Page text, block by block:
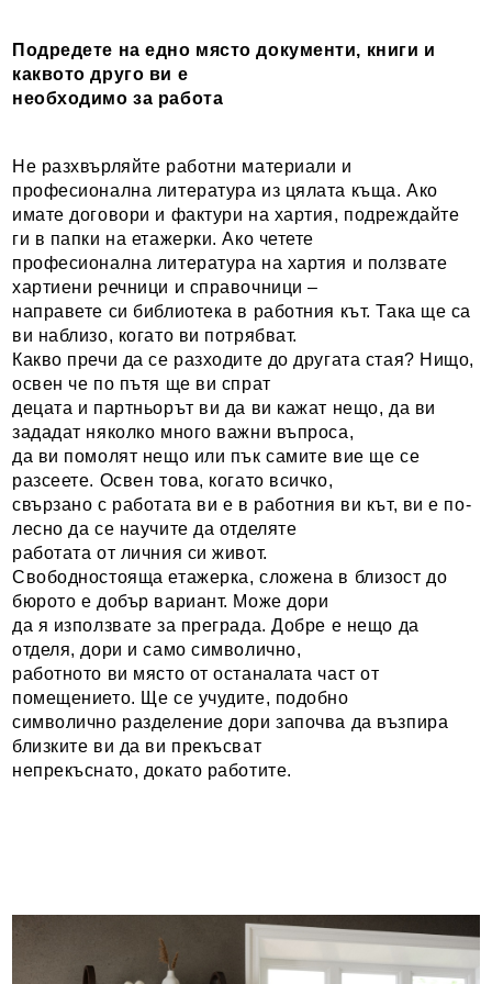
Подредете на едно място документи, книги и
каквото друго ви е
необходимо за работа
Не разхвърляйте работни материали и
професионална литература из цялата къща. Ако
имате договори и фактури на хартия, подреждайте
ги в папки на етажерки. Ако четете
професионална литература на хартия и ползвате
хартиени речници и справочници –
направете си библиотека в работния кът. Така ще са
ви наблизо, когато ви потрябват.
Какво пречи да се разходите до другата стая? Нищо,
освен че по пътя ще ви спрат
децата и партньорът ви да ви кажат нещо, да ви
зададат няколко много важни въпроса,
да ви помолят нещо или пък самите вие ще се
разсеете. Освен това, когато всичко,
свързано с работата ви е в работния ви кът, ви е по-
лесно да се научите да отделяте
работата от личния си живот.
Свободностояща етажерка, сложена в близост до
бюрото е добър вариант. Може дори
да я използвате за преграда. Добре е нещо да
отделя, дори и само символично,
работното ви място от останалата част от
помещението. Ще се учудите, подобно
символично разделение дори започва да възпира
близките ви да ви прекъсват
непрекъснато, докато работите.